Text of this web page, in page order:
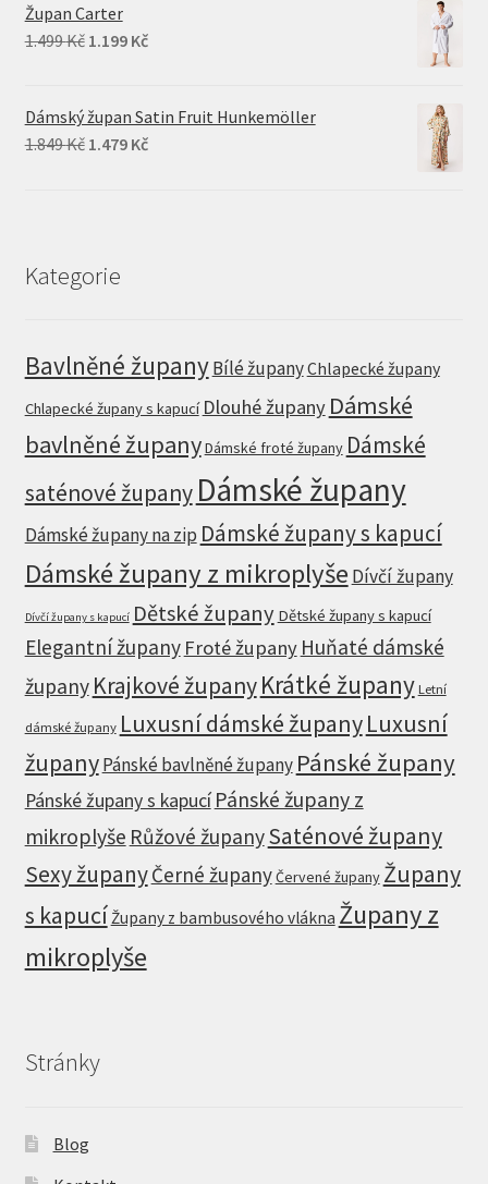
1.749 Kč.
Župan Carter
1.499Kč Original
1.499 Kč.
1.199 KčCurrent
1.199 Kč.
Dámský župan Satin Fruit Hunkemöller
1.849Kč Original
1.479 KčCurrent
Kategorie
Bavlněné županyBílé županyChlapecké župany
Chlapecké župany s kapucí Dlouhé župany Dámské
bavlněné županyDámské froté župany Dámské
saténové župany Dámské župany
Dámské župany na zip Dámské župany s kapucí
Dámské župany z mikroplyše Dívčí župany
Dívčí župany s kapucí Dětské župany Dětské župany s kapucí
Elegantní župany Froté župany Huňaté dámské
župany Krajkové županyKrátké župany Letní
dámské župany Luxusní dámské županyLuxusní
županyPánské bavlněné župany Pánské župany
Pánské župany s kapucí Pánské župany z
mikroplyše Růžové županySaténové župany
Sexy županyČerné županyČervené župany Župany
s kapucíŽupany z bambusového vlákna Župany z
mikroplyše
Stránky
Blog